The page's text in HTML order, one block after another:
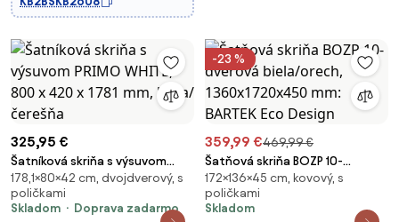
325,95 €
Šatníková skriňa s výsuvom
PRIMO WHITE, 800 x 420 x 1781
mm, biela/čerešňa
178,1×80×42 cm, dvojdverový, s
poličkami
Skladom
Doprava zadarmo
-23 %
359,99 €469,99 €
Šatňová skriňa BOZP 10-
dverová biela/orech,
1360x1720x450 mm: BARTEK Eco
Design
172×136×45 cm, kovový, s
poličkami
Skladom